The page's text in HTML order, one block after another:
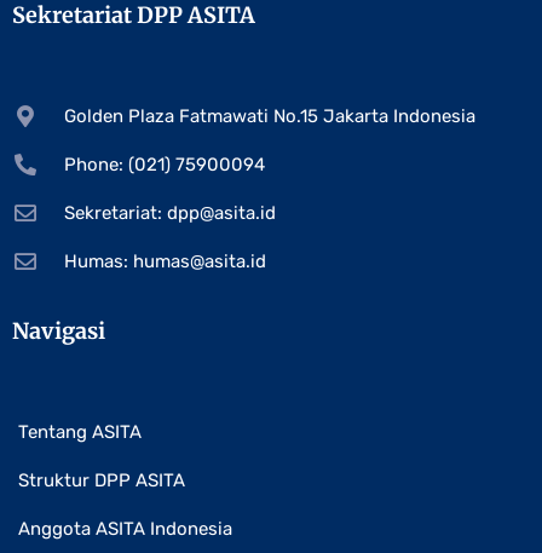
Sekretariat DPP ASITA
Golden Plaza Fatmawati No.15 Jakarta Indonesia
Phone: (021) 75900094
Sekretariat: dpp@asita.id
Humas: humas@asita.id
Navigasi
Tentang ASITA
Struktur DPP ASITA
Anggota ASITA Indonesia